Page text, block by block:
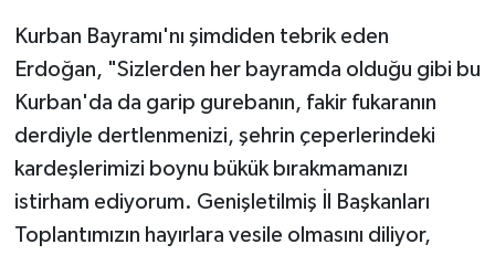
Kurban Bayramı'nı şimdiden tebrik eden
Erdoğan, "Sizlerden her bayramda olduğu gibi bu
Kurban'da da garip gurebanın, fakir fukaranın
derdiyle dertlenmenizi, şehrin çeperlerindeki
kardeşlerimizi boynu bükük bırakmamanızı
istirham ediyorum. Genişletilmiş İl Başkanları
Toplantımızın hayırlara vesile olmasını diliyor,